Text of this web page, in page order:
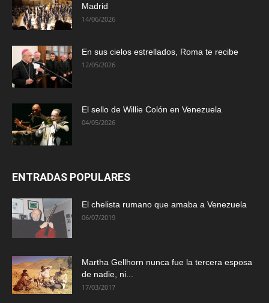
Madrid
14/06/2026
En sus cielos estrellados, Roma te recibe
12/05/2026
El sello de Willie Colón en Venezuela
04/05/2026
ENTRADAS POPULARES
El chelista rumano que amaba a Venezuela
06/07/2019
Martha Gellhorn nunca fue la tercera esposa
de nadie, ni...
17/03/2017